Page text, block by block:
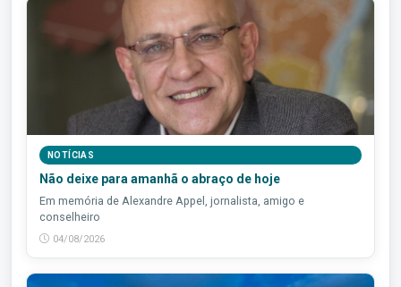
NOTÍCIAS
Não deixe para amanhã o abraço de hoje
Em memória de Alexandre Appel, jornalista, amigo e
conselheiro
04/08/2026